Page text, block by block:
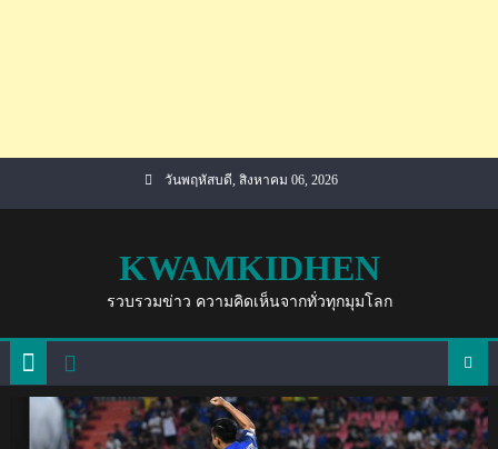
วันพฤหัสบดี, สิงหาคม 06, 2026
KWAMKIDHEN
รวบรวมข่าว ความคิดเห็นจากทั่วทุกมุมโลก